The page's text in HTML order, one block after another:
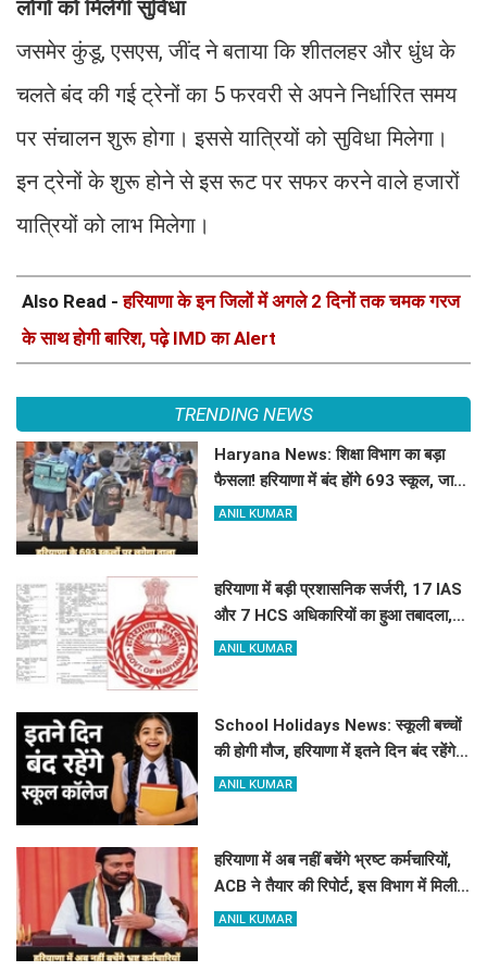
लोगों को मिलेगी सुविधा
जसमेर कुंडू, एसएस, जींद ने बताया कि शीतलहर और धुंध के
चलते बंद की गई ट्रेनों का 5 फरवरी से अपने निर्धारित समय
पर संचालन शुरू होगा। इससे यात्रियों को सुविधा मिलेगा।
इन ट्रेनों के शुरू होने से इस रूट पर सफर करने वाले हजारों
यात्रियों को लाभ मिलेगा।
Also Read -हरियाणा के इन जिलों में अगले 2 दिनों तक चमक गरज
के साथ होगी बारिश, पढ़े IMD का Alert
TRENDING NEWS
Haryana News: शिक्षा विभाग का बड़ा
फैसला! हरियाणा में बंद होंगे 693 स्कूल, जाने
क्या है कारण
ANIL KUMAR
हरियाणा में बड़ी प्रशासनिक सर्जरी, 17 IAS
और 7 HCS अधिकारियों का हुआ तबादला,
यहां देखें पूरी लिस्ट
ANIL KUMAR
School Holidays News: स्कूली बच्चों
की होगी मौज, हरियाणा में इतने दिन बंद रहेंगे
स्कूल कॉलेज
ANIL KUMAR
हरियाणा में अब नहीं बचेंगे भ्रष्ट कर्मचारियों,
ACB ने तैयार की रिपोर्ट, इस विभाग में मिली
सबसे अधिक शिकायत
ANIL KUMAR